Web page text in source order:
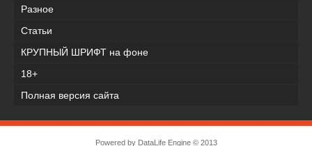
Разное
Cтатьи
КРУПНЫЙ ШРИФТ на фоне
18+
Полная версия сайта
Powered by DataLife Engine© 2013